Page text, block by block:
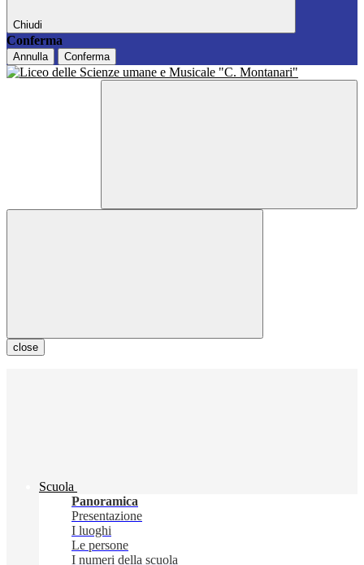
Chiudi
Conferma
Annulla Conferma
close
Scuola
Panoramica
Presentazione
I luoghi
Le persone
I numeri della scuola